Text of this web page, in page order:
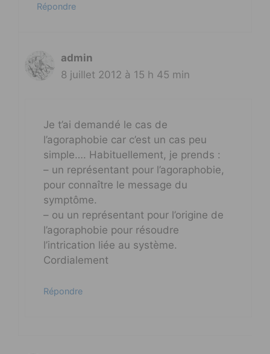
Répondre
admin
8 juillet 2012 à 15 h 45 min
Je t’ai demandé le cas de
l’agoraphobie car c’est un cas peu
simple…. Habituellement, je prends :
– un représentant pour l’agoraphobie,
pour connaître le message du
symptôme.
– ou un représentant pour l’origine de
l’agoraphobie pour résoudre
l’intrication liée au système.
Cordialement
Répondre